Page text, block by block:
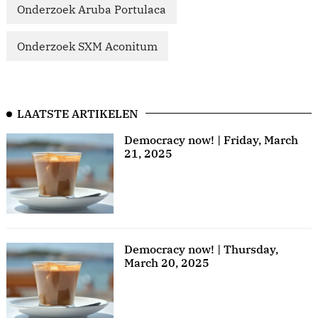
Onderzoek Aruba Portulaca
Onderzoek SXM Aconitum
LAATSTE ARTIKELEN
Democracy now! | Friday, March
21, 2025
Democracy now! | Thursday,
March 20, 2025